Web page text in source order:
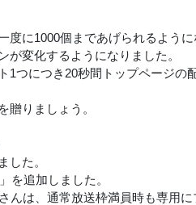
に1000個まであげられるように
変化するようになりました。
1つにつき20秒間トップページの
贈りましょう。
した。
を追加しました。
んは、通常放送枠満員時も専用